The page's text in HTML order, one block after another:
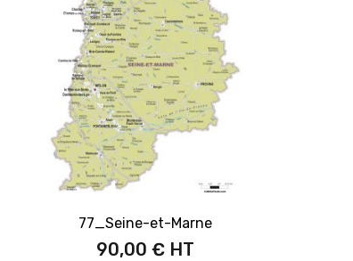
77_Seine-et-Marne
90,00 €